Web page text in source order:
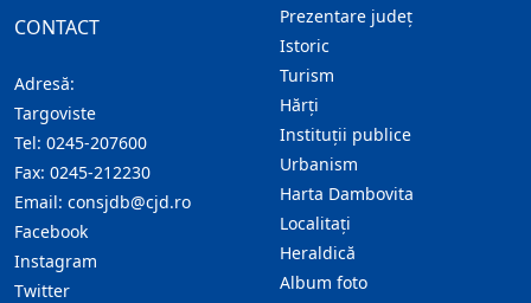
CONTACT
Adresă:
Targoviste
Tel: 0245-207600
Fax: 0245-212230
Email: consjdb@cjd.ro
Facebook
Instagram
Twitter
Prezentare judeţ
Istoric
Turism
Hărţi
Instituţii publice
Urbanism
Harta Dambovita
Localitaţi
Heraldică
Album foto